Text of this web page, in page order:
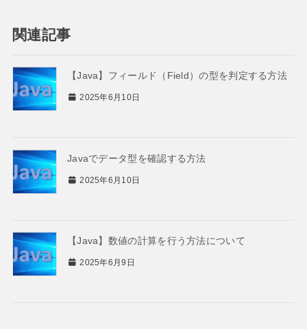
関連記事
【Java】フィールド（Field）の型を判定する方法
2025年6月10日
Javaでデータ型を確認する方法
2025年6月10日
【Java】数値の計算を行う方法について
2025年6月9日